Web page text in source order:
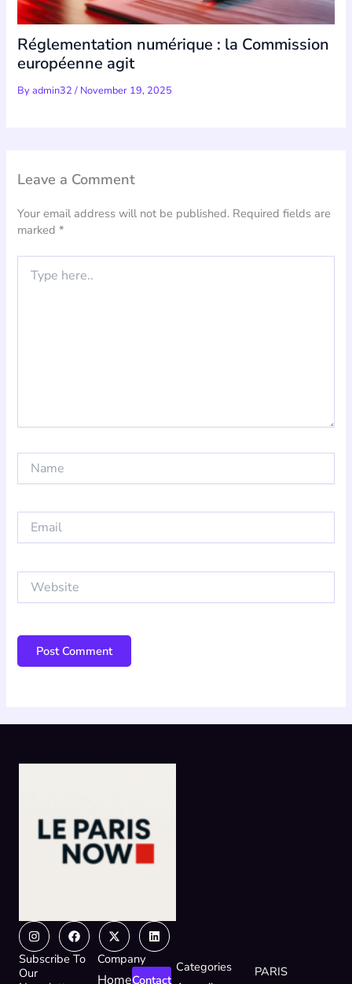
Réglementation numérique : la Commission
européenne agit
Byadmin32/ November 19, 2025
Leave a Comment
Your email address will not be published. Required fields are
marked*
here..
Email
Website
InstagramFacebook
X-
twitter
Linkedin
Subscribe To
Our
Company
HomeContact
Categories
PARIS